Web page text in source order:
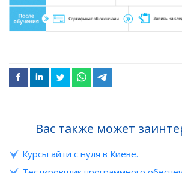
Вас также может
Курсы айти с нуля в Киеве.